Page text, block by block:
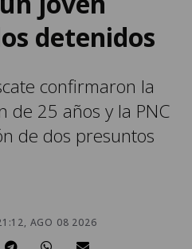
detenidos
confirmaron la
de 25 años y la PNC
de dos presuntos
AGO 08 2026